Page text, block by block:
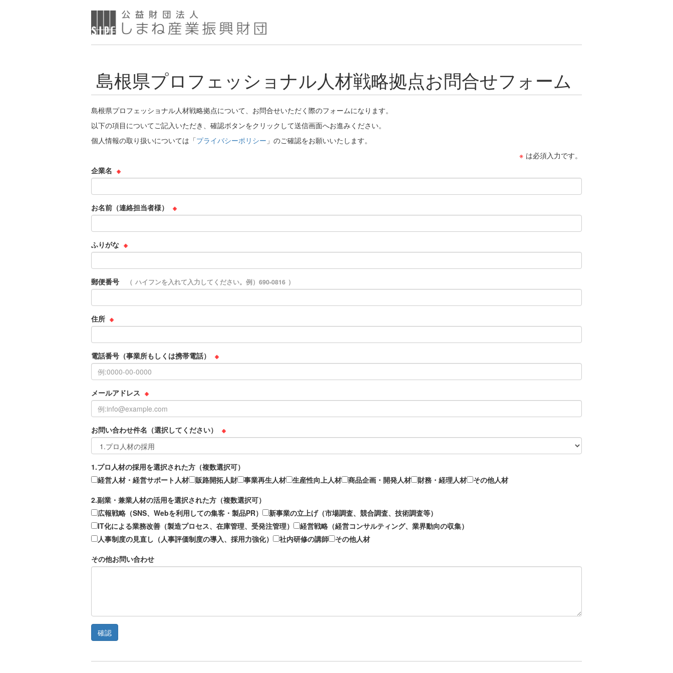
島根県プロフェッショナル人材戦略拠点お問合せフォーム
島根県プロフェッショナル人材戦略拠点について、お問合せいただく際のフォームになります。
以下の項目についてご記入いただき、確認ボタンをクリックして送信画面へお進みください。
個人情報の取り扱いについては「プライバシーポリシー 」のご確認をお願いいたします。
※ は必須入力です。
企業名 ※
お名前（連絡担当者様） ※
ふりがな ※
郵便番号 ハイフンを入れて入力してください。例）690-0816
住所 ※
電話番号（事業所もしくは携帯電話） ※
メールアドレス ※
お問い合わせ件名（選択してください） ※
1.プロ人材の採用を選択された方（複数選択可）
経営人材・経営サポート人材
販路開拓人財 事業再生人材 生産性向上人材 商品企画・開発人材 財務・経理人材
その他人材
2.副業・兼業人材の活用を選択された方（複数選択可）
広報戦略（SNS、Webを利用しての集客・製品PR）
新事業の立上げ（市場調査、競合調査、技術調査等）
IT化による業務改善（製造プロセス、在庫管理、受発注管理）
経営戦略（経営コンサルティング、業界動向の収集）
人事制度の見直し（人事評価制度の導入、採用力強化）
社内研修の講師
その他人材
その他お問い合わせ
確認